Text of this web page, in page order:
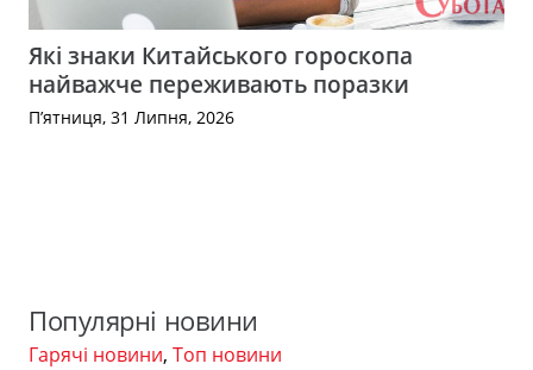
Які знаки Китайського гороскопа
найважче переживають поразки
П’ятниця, 31 Липня, 2026
Популярні новини
Гарячі новини, Топ новини